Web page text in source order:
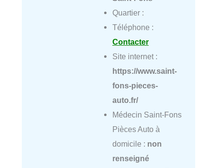
Quartier :
Téléphone :
Contacter
Site internet :
https://www.saint-
fons-pieces-
auto.fr/
Médecin Saint-Fons
Pièces Auto à
domicile : non
renseigné